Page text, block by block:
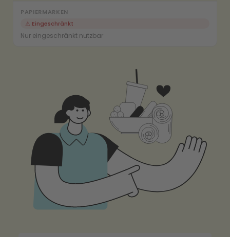
⚠ Eingeschränkt
Nur eingeschränkt nutzbar